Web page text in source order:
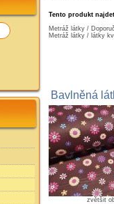
Tento produkt
Metráž látky /
Metráž látky / látky
Bavlněná
zvětšit